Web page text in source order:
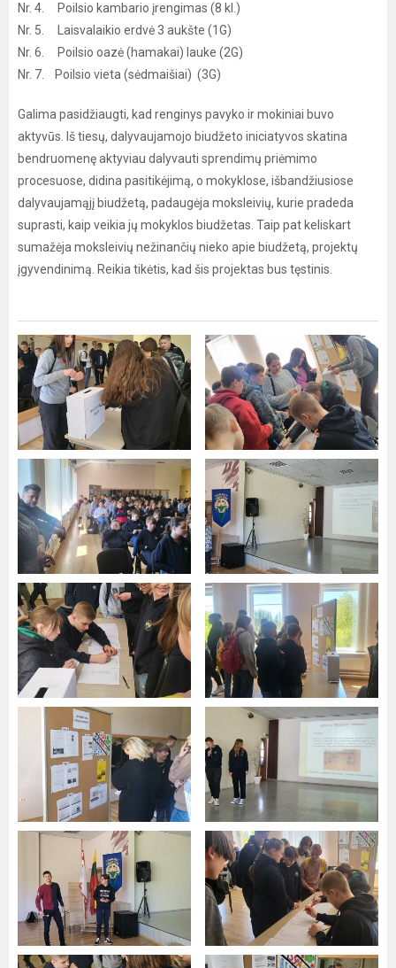
Nr. 4. Poilsio kambario įrengimas (8 kl.)
Nr. 5. Laisvalaikio erdvė 3 aukšte (1G)
Nr. 6. Poilsio oazė (hamakai) lauke (2G)
Nr. 7. Poilsio vieta (sėdmaišiai) (3G)
Galima pasidžiaugti, kad renginys pavyko ir mokiniai buvo
aktyvūs. Iš tiesų, dalyvaujamojo biudžeto iniciatyvos skatina
bendruomenę aktyviau dalyvauti sprendimų priėmimo
procesuose, didina pasitikėjimą, o mokyklose, išbandžiusiose
dalyvaujamąjį biudžetą, padaugėja moksleivių, kurie pradeda
suprasti, kaip veikia jų mokyklos biudžetas. Taip pat keliskart
sumažėja moksleivių nežinančių nieko apie biudžetą, projektų
įgyvendinimą. Reikia tikėtis, kad šis projektas bus tęstinis.